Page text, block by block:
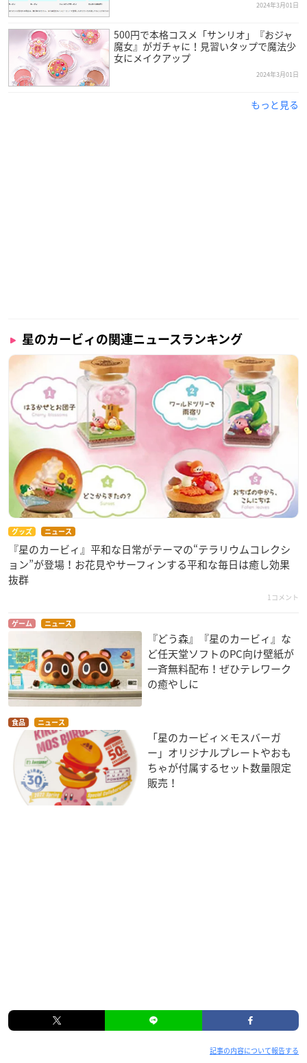
2024年3月01日
500円で本格コスメ「サンリオ」『おジャ
魔女』がガチャに！見習いタップで魔法少
女にメイクアップ
2024年3月01日
もっと見る
星のカービィの関連ニュースランキング
グッズ ニュース
『星のカービィ』平和な日常がテーマの“テラリウムコレクシ
ョン”が登場！お花見やサーフィンする平和な毎日は癒し効果
抜群
1コメント
ゲーム ニュース
『どう森』『星のカービィ』な
ど任天堂ソフトのPC向け壁紙が
一斉無料配布！ぜひテレワーク
の癒やしに
食品 ニュース
「星のカービィ×モスバーガ
ー」オリジナルプレートやおも
ちゃが付属するセット数量限定
販売！
記事の内容について報告する